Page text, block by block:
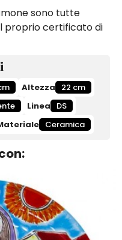
sono tutte
proprio certificato di
Altezza
22 cm
Linea
DS
Ceramica